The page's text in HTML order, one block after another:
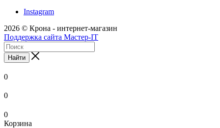
Instagram
2026 © Крона - интернет-магазин
Поддержка сайта Мастер-IT
Найти
0
0
0
Корзина